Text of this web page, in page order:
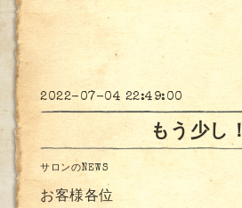
2022-07-04 22:49:00
もう少し！
サロンのNEWS
お客様各位